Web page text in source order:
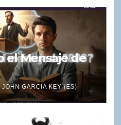
el Mensaje de
JOHN GARCIA KEY (ES)